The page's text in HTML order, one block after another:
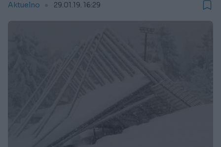
Aktuelno 29.01.19. 16:29